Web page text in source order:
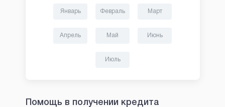
Январь Февраль Март
Апрель Май Июнь
Июль
Помощь в получении кредита